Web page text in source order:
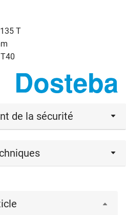
T
de la sécurité
incombe à l'entreprise
peut être réalisé qu'en prenant